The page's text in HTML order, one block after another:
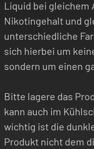
Liquid bei gleichem
Nikotingehalt und
unterschiedliche
sich hierbei um
sondern um einen
Bitte lagere das
kann auch im
wichtig ist die
Produkt nicht dem